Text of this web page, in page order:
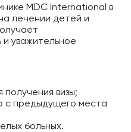
MDC International в
лечении детей и
уважительное
визы;
с предыдущего места
больных.